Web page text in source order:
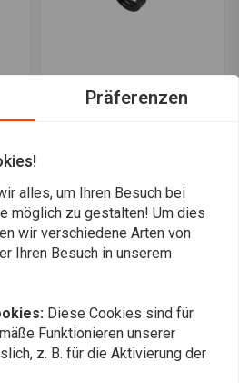
inch with Mountingkit
24
Laufenden bleiben?
Präferenzen
alles, um Ihren Besuch bei
möglich zu gestalten! Um dies
wir verschiedene Arten von
Ihren Besuch in unserem
Diese Cookies sind für
Funktionieren unserer
z. B. für die Aktivierung der